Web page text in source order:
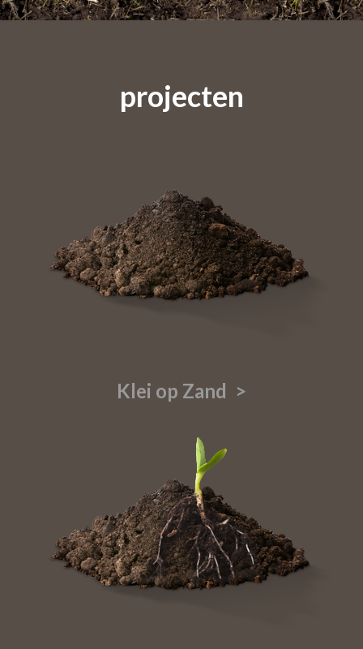
projecten
Klei op Zand >